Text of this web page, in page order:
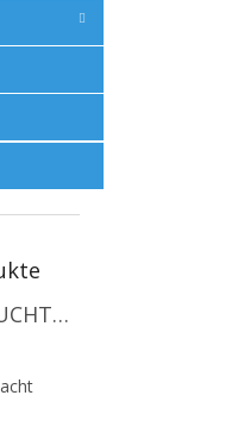
LED LINEARE PENDELLEUCHTE EXECULINE 120CM, 30W, 3750LM, 96°, 4000K, IP20, WEISS [207806]
5 Sternen.